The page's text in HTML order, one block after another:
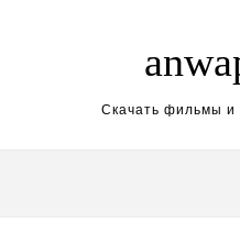
Скачать фильмы